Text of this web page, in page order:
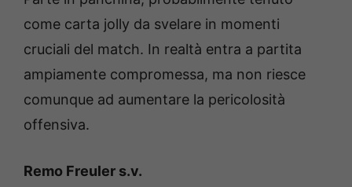
come carta jolly da svelare in momenti
cruciali del match. In realtà entra a partita
ampiamente compromessa, ma non riesce
comunque ad aumentare la pericolosità
offensiva.
Remo Freuler s.v.